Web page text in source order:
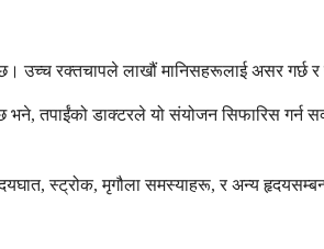
उच्च रक्तचापले लाखौं मानिसहरूलाई असर
तपाईंको डाक्टरले यो संयोजन सिफारिस गर्न
स्ट्रोक, मृगौला समस्याहरू, र अन्य